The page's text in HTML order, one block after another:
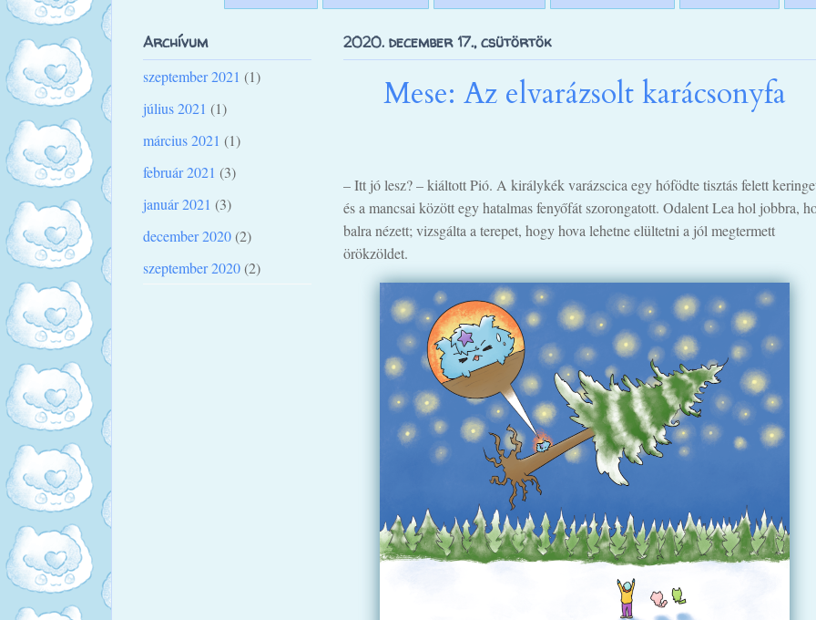
2020. december 17., csütörtök
Mese: Az elvarázsolt karácsonyfa
– Itt jó lesz? – kiáltott Pió. A királykék varázscica egy hófödte tisztás felett
és a mancsai között egy hatalmas fenyőfát szorongatott. Odalent Lea hol jobbra,
balra nézett; vizsgálta a terepet, hogy hova lehetne elültetni a jól megtermett
örökzöldet.
Archívum
szeptember 2021 (1)
július 2021 (1)
március 2021 (1)
február 2021 (3)
január 2021 (3)
december 2020(2)
szeptember 2020(2)